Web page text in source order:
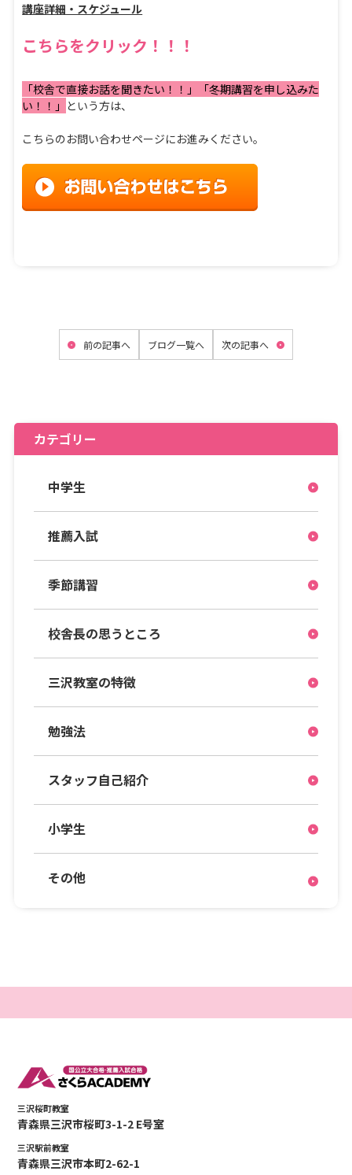
講座詳細・スケジュール
こちらをクリック！！！
「校舎で直接お話を聞きたい！！」「冬期講習を申し込みた
い！！」 という方は、
こちらのお問い合わせページにお進みください。
前の記事へ ブログ一覧へ 次の記事へ
カテゴリー
中学生
推薦入試
季節講習
校舎長の思うところ
三沢教室の特徴
勉強法
スタッフ自己紹介
小学生
その他
三沢桜町教室
青森県三沢市桜町3-1-2 E号室
三沢駅前教室
青森県三沢市本町2-62-1